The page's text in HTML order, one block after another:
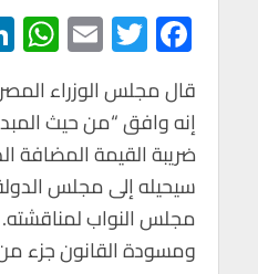
F
ac
e
b
o
o
k
T
wi
tt
er
E
m
ail
h
s
A
p
p
قال مجلس الوزراء
إنه وافق “من حيث
ضريبة القيمة المضافة
سيحيله إلى مجلس
مجلس النواب لمناقشته.
ومسودة القانون جزء من